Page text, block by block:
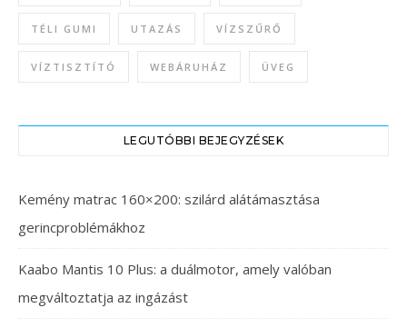
TÉLI GUMI UTAZÁS VÍZSZŰRŐ
VÍZTISZTÍTÓ WEBÁRUHÁZ ÜVEG
LEGUTÓBBI BEJEGYZÉSEK
Kemény matrac 160×200: szilárd alátámasztása
gerincproblémákhoz
Kaabo Mantis 10 Plus: a duálmotor, amely valóban
megváltoztatja az ingázást